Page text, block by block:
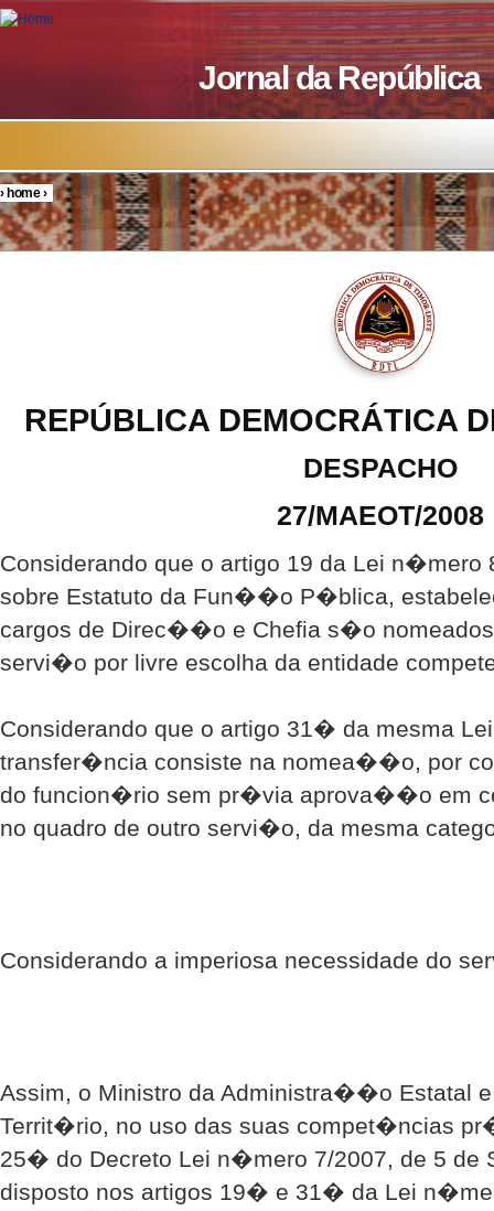
Skip to main content
Jornal da República
You are here
›home›
REPÚBLICA DEMOCRÁTICA
DESPACHO
27/MAEOT/2008
Considerando que o artigo 19 da Lei n�mero
sobre Estatuto da Fun��o P�blica,
cargos de Direc��o e Chefia s�o
servi�o por livre escolha da entidade
Considerando que o artigo 31� da mesma
transfer�ncia consiste na nomea��o, por
do funcion�rio sem pr�via aprova��o em
no quadro de outro servi�o, da mesma
Considerando a imperiosa necessidade do
Assim, o Ministro da Administra��o Estatal
Territ�rio, no uso das suas compet�ncias
25� do Decreto Lei n�mero 7/2007, de 5 de
disposto nos artigos 19� e 31� da Lei